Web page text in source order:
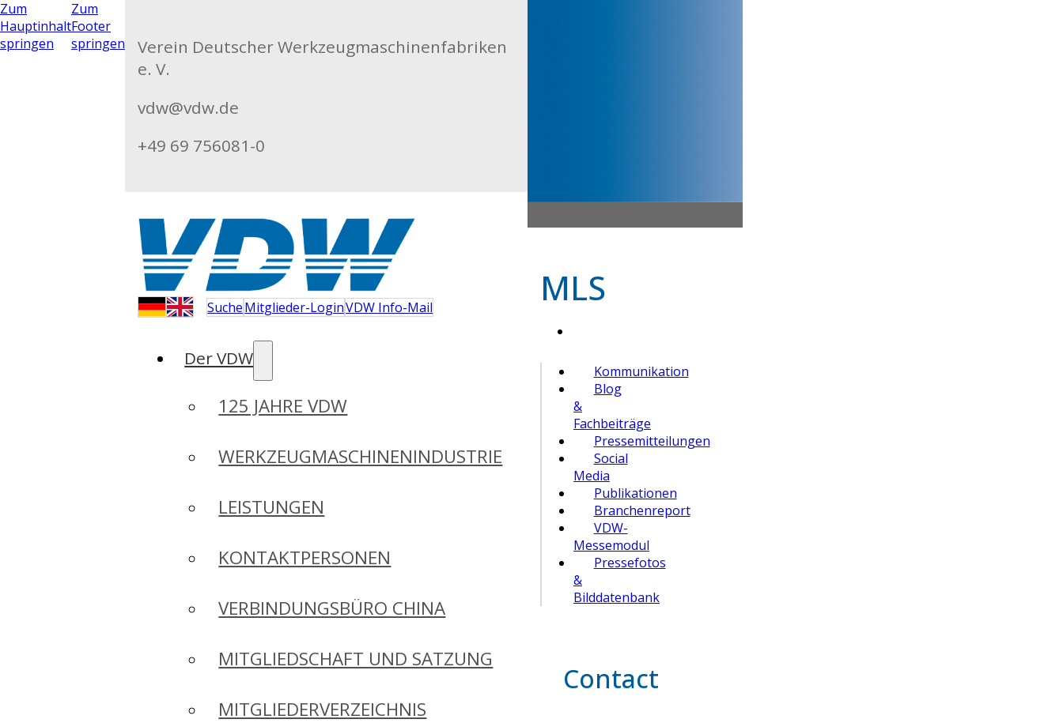
Zum
Hauptinhalt
springen
Zum
Footer
springen
Verein Deutscher Werkzeugmaschinenfabriken
e. V.
vdw@vdw.de
+49 69 756081-0
SucheMitglieder-LoginVDW Info-Mail
Der VDW
125 JAHRE VDW
WERKZEUGMASCHINENINDUSTRIE
LEISTUNGEN
KONTAKTPERSONEN
VERBINDUNGSBÜRO CHINA
MITGLIEDSCHAFT UND SATZUNG
MITGLIEDERVERZEICHNIS
MLS
Kommunikation
Blog
&
Fachbeiträge
Pressemitteilungen
Social
Media
Publikationen
Branchenreport
VDW-
Messemodul
Pressefotos
&
Bilddatenbank
Contact